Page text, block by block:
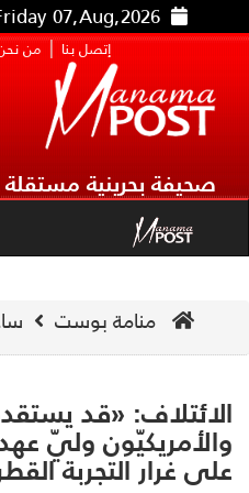
Friday 07,Aug,2026
إتصل بنا | من نحن |
صحيفة بحرينية مستقلة
منامة بوست ساحة
«قد يستقدم
وليّ عهد
غرار التجربة